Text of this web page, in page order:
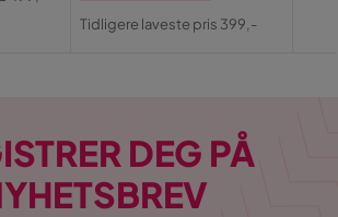
Pris
Original
Tidligere laveste pris 399,-
DEG PÅ